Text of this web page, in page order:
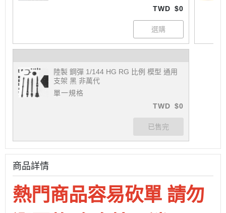
TWD $0
陸製 鋼彈 1/144 HG RG 比例 模型 通用
支架 黑 非萬代
單一規格
TWD $0
商品詳情
熱門商品容易砍單 請勿